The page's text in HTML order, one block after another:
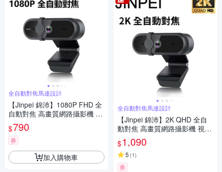
全自動對焦馬達設計
【Jinpei 錦沛】1080P FHD 全
自動對焦 高畫質網路攝影機 視
訊鏡頭 視訊攝影機 防窺蓋 JW-
07B-A
$790
券
加入購物車
全自動對焦馬達設計
【Jinpei 錦沛】2K QHD 全自
動對焦 高畫質網路攝影機 視訊
鏡頭 視訊攝影機 防窺蓋 JW-07
B-2K-A
$1,090
5 (1)
券